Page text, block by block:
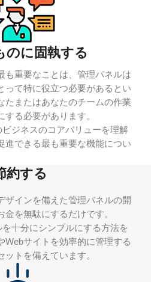
のに固執する
も重要なことは、管理パネルは
って特に役立つ必要があるとい
たまたはあなたのチームの作業
る必要があります。
ジネスのコアバリューを理解
進できる最も重要な機能につい
約する
ザインを備えた管理パネルの開
を無駄にするだけです。
十分にシンプルにする方法を
Webサイトを効率的に管理する
トを備えています。